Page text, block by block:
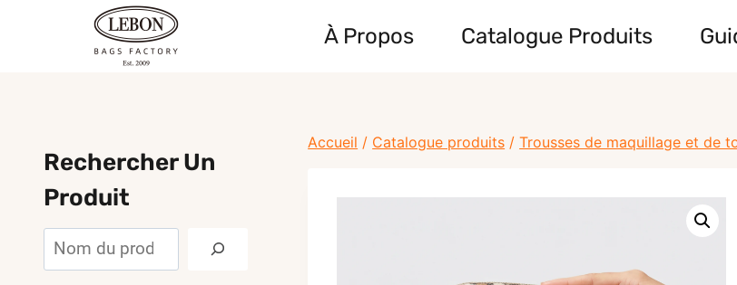
À Propos Catalogue Produits
Accueil / Catalogue produits / Trousses de maquillage et de
Rechercher Un
Produit
Rechercher